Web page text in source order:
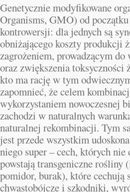
Genetycznie modyfikowane
Organisms, GMO) od
kontrowersji: dla jednych są
obniżającego koszty produkcji
zagrożeniem, prowadzącym
oraz zwiększenia
kto ma rację w tym
zapomnieć, że celem
wykorzystaniem nowoczesnej
zachodzi w naturalnych
naturalnej rekombinacji. Tym
jest przede wszystkim
niego super – cech, których nie
powstają transgeniczne rośliny
pomidor, burak), które cechują
chwastobójcze i szkodniki,